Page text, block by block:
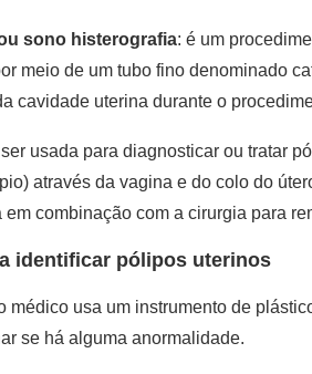
sono histerografia: é um
meio de um tubo fino denominado
cavidade uterina durante o
usada para diagnosticar ou tratar
através da vagina e do colo do
combinação com a cirurgia para
identificar pólipos uterinos
médico usa um instrumento de
se há alguma anormalidade.